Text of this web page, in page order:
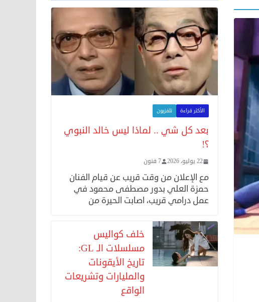
الأكثر قراءة تلفزيون
بعد كل شي .. لماذا ليس خالد النبوي
؟!
22 يوليو، 2026 7 فنون
مع الإعلان من وقت قريب عن قيام الفنان
حمزة العلي بدور مصطفى محمود في
عمل درامي قريب، اصابت الحيرة من
خلف كواليس
مسلسلات الـ GL:
تاريخ الأيقونات
والمليارات وتشريعات
الواقع